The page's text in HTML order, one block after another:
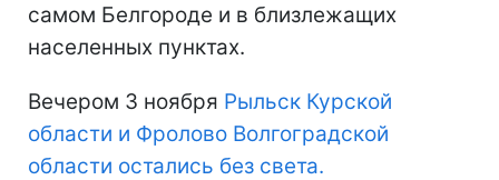
самом Белгороде и в близлежащих
населенных пунктах.
Вечером 3 ноября Рыльск Курской
области и Фролово Волгоградской
области остались без света.